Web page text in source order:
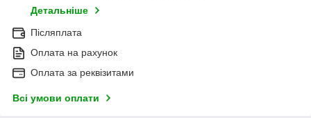
Детальніше
Післяплата
Оплата на рахунок
Оплата за реквізитами
Всі умови оплати